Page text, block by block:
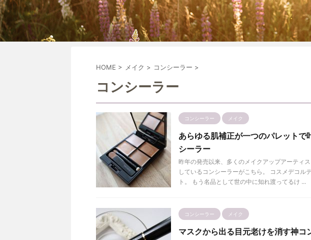
HOME > メイク > コンシーラー >
コンシーラー
コンシーラー メイク
あらゆる肌補正が一つのパレットで
シーラー
昨年の発売以来、多くのメイクアップアーティ
しているコンシーラーがこちら。 コスメデコル
ト。 もう名品として世の中に知れ渡ってるけ ...
コンシーラー メイク
マスクから出る目元老けを消す神コ